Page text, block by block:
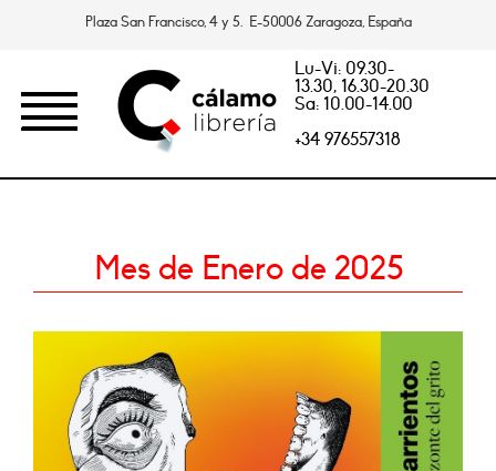
Plaza San Francisco, 4 y 5. E-50006 Zaragoza, España
Lu-Vi: 09.30-
13.30, 16.30-20.30
Sa: 10.00-14.00
+34 976557318
Mes de Enero de 2025